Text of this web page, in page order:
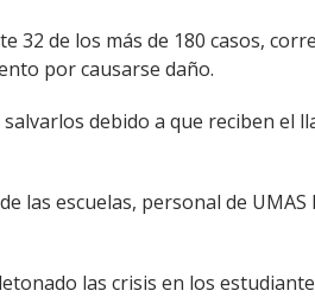
32 de los más de 180 casos,
por causarse daño.
debido a que reciben el
las escuelas, personal de UMAS
las crisis en los